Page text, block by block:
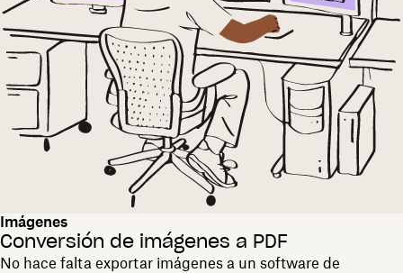
Imágenes
Conversión de imágenes a PDF
No hace falta exportar imágenes a un software de